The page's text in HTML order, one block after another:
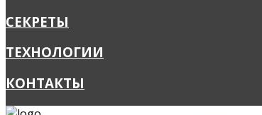
СЕКРЕТЫ
ТЕХНОЛОГИИ
КОНТАКТЫ